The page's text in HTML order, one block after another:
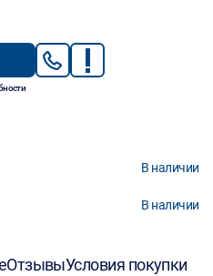
В наличии
В наличии
ОтзывыУсловия покупки